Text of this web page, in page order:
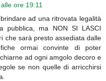
ore 19:11
ad una ritrovata legalità
pubblica, ma NON SI LASCI
che sarà presto assediata dalle
ormai convinte di poter
ad ogni amgolo decoro e
se non quelle di arricchirsi